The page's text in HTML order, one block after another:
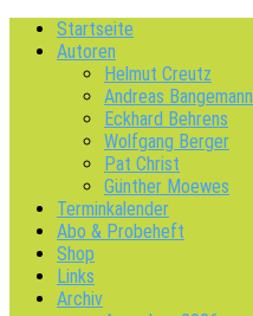
Startseite
Autoren
Helmut Creutz
Andreas Bangemann
Eckhard Behrens
Wolfgang Berger
Pat Christ
Günther Moewes
Terminkalender
Abo & Probeheft
Shop
Links
Archiv